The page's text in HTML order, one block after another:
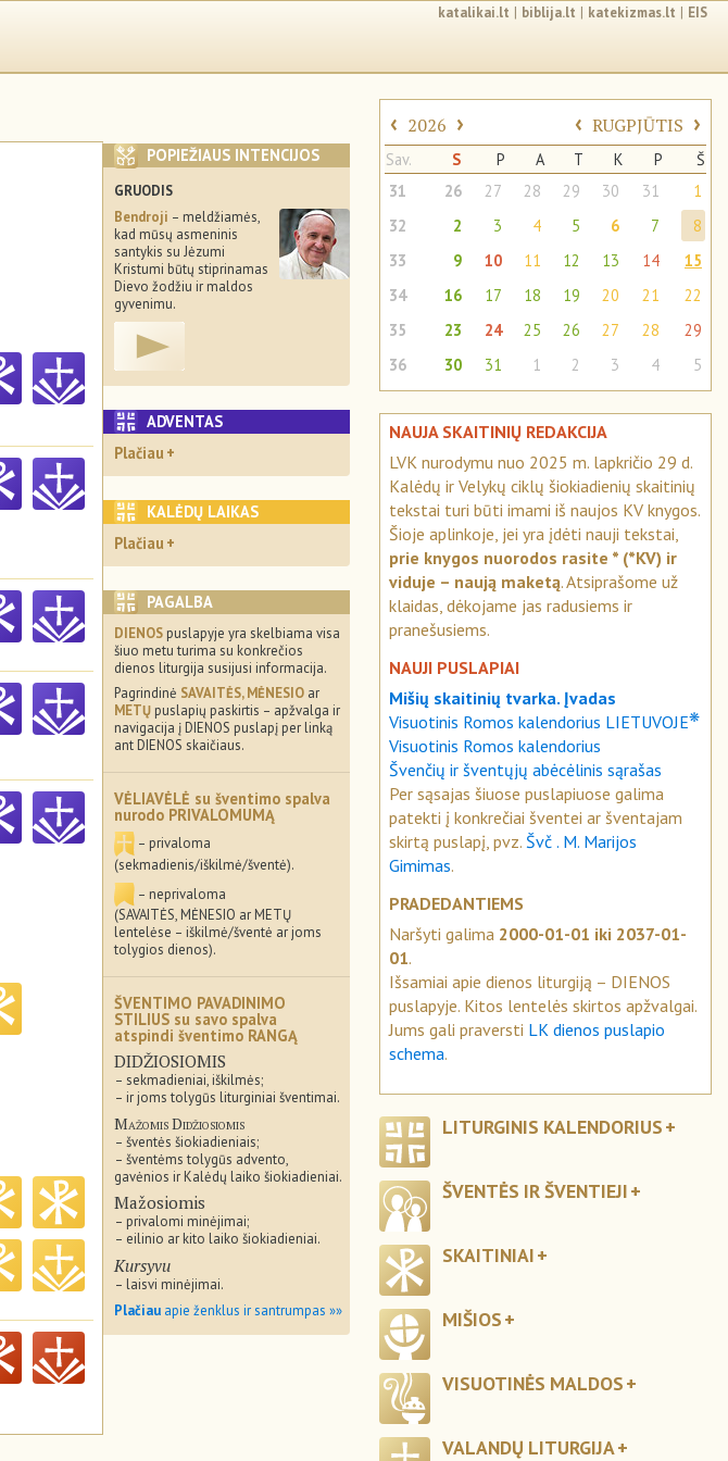
katalikai.lt | biblija.lt | katekizmas.lt | EIS
POPIEŽIAUS INTENCIJOS
GRUODIS
Bendroji – meldžiamės,
kad mūsų asmeninis
santykis su Jėzumi
Kristumi būtų stiprinamas
Dievo žodžiu ir maldos
gyvenimu.
ADVENTAS
Plačiau
KALĖDŲ LAIKAS
Plačiau
PAGALBA
DIENOS puslapyje yra skelbiama visa
šiuo metu turima su konkrečios
dienos liturgija susijusi informacija.
Pagrindinė SAVAITĖS, MĖNESIO ar
METŲ puslapių paskirtis – apžvalga ir
navigacija į DIENOS puslapį per linką
ant DIENOS skaičiaus.
VĖLIAVĖLĖ su šventimo spalva
nurodo PRIVALOMUMĄ
– privaloma
(sekmadienis/iškilmė/šventė).
– neprivaloma
(SAVAITĖS, MĖNESIO ar METŲ
lentelėse – iškilmė/šventė ar joms
tolygios dienos).
ŠVENTIMO PAVADINIMO
STILIUS su savo spalva
atspindi šventimo RANGĄ
DIDŽIOSIOMIS
– sekmadieniai, iškilmės;
– ir joms tolygūs liturginiai šventimai.
Mažomis Didžiosiomis
– šventės šiokiadieniais;
– šventėms tolygūs advento,
gavėnios ir Kalėdų laiko šiokiadieniai.
Mažosiomis
– privalomi minėjimai;
– eilinio ar kito laiko šiokiadieniai.
Kursyvu
– laisvi minėjimai.
Plačiau apie ženklus ir santrumpas »»
‹ 2026 › ‹ RUGPJŪTIS ›
Sav. S P A T K P
Š
31
26 27 28 29 30 31
1
32
2 3 4 5 6 7
8
33
9 10 11 12 13 14
15
34
16 17 18 19 20 21
22
35
23 24 25 26 27 28
29
36
30 31 1 2 3 4 5
NAUJA SKAITINIŲ REDAKCIJA
LVK nurodymu nuo 2025 m. lapkričio 29 d.
Kalėdų ir Velykų ciklų šiokiadienių skaitinių
tekstai turi būti imami iš naujos KV knygos.
Šioje aplinkoje, jei yra įdėti nauji tekstai,
prie knygos nuorodos rasite * (*KV) ir
viduje – naują maketą. Atsiprašome už
klaidas, dėkojame jas radusiems ir
pranešusiems.
NAUJI PUSLAPIAI
Mišių skaitinių tvarka. Įvadas
Visuotinis Romos kalendorius LIETUVOJE❋
Visuotinis Romos kalendorius
Švenčių ir šventųjų abėcėlinis sąrašas
Per sąsajas šiuose puslapiuose galima
patekti į konkrečiai šventei ar šventajam
skirtą puslapį, pvz. Švč . M. Marijos
Gimimas.
PRADEDANTIEMS
Naršyti galima 2000-01-01 iki 2037-01-
01.
Išsamiai apie dienos liturgiją – DIENOS
puslapyje. Kitos lentelės skirtos apžvalgai.
Jums gali praversti LK dienos puslapio
schema.
LITURGINIS KALENDORIUS
ŠVENTĖS IR ŠVENTIEJI
SKAITINIAI
MIŠIOS
VISUOTINĖS MALDOS
VALANDŲ LITURGIJA